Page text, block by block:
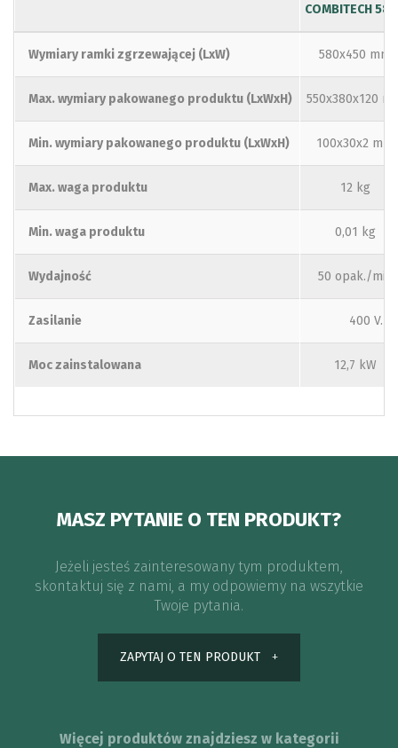
COMBITECH
Wymiary ramki zgrzewającej (LxW) 580x450 mm
Max. wymiary pakowanego produktu (LxWxH) 550x380x120
Min. wymiary pakowanego produktu (LxWxH) 100x30x2 mm
Max. waga produktu 12 kg
Min. waga produktu 0,01 kg
Wydajność 50 opak./min
Zasilanie 400 V.
Moc zainstalowana 12,7 kW
MASZ PYTANIE O TEN PRODUKT?
Jeżeli jesteś zainteresowany tym produktem,
skontaktuj się z nami, a my odpowiemy na wszytkie
Twoje pytania.
ZAPYTAJ O TEN PRODUKT
Więcej produktów znajdziesz w kategorii